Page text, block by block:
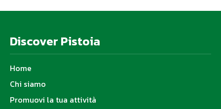
Discover Pistoia
Home
Chi siamo
Promuovi la tua attività